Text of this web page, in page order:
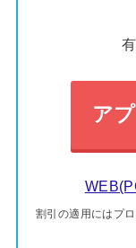
ア
割引の適用にはプ